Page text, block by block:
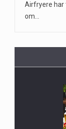
Airfryere har
om…